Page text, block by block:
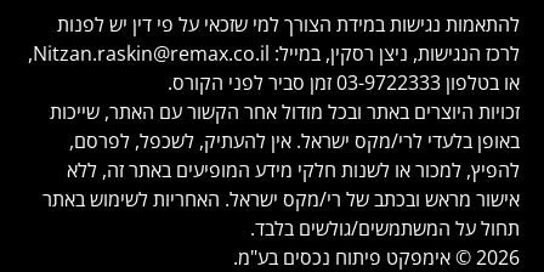
להתאמות נגישות במידת הצורך למי שזכאי על פי דין יש לפנות
לרכז הנגישות, ניצן רסקין, במייל: Nitzan.raskin@remax.co.il
,
או בטלפון 03-9722333זמן סביר לפני הקורס.
זכויות היוצרים באתר ובכל מודול אחר הקשור עם האתר, שייכות
באופן בלעדי לרי/מקס ישראל. אין להעתיק, לשכפל, לפרסם,
להפיץ, למכור או לשנות חלקי מידע המופיעים באתר זה, ללא
אישור מראש ובכתב של רי/מקס ישראל. האחריות לשימוש באתר
תחול על המשתמשים/גולשים בלבד.
2026 © אימפקט פיתוח נכסים בע"מ.